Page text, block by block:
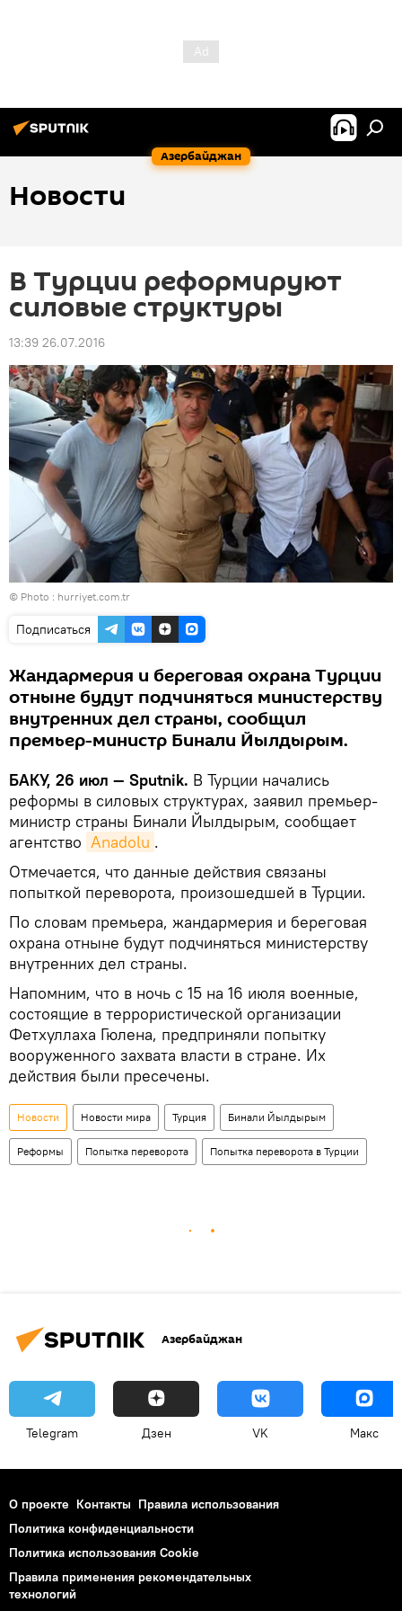
Азербайджан
Новости
В Турции реформируют
силовые структуры
13:39 26.07.2016
© Photo : hurriyet.com.tr
Подписаться
Жандармерия и береговая охрана Турции
отныне будут подчиняться министерству
внутренних дел страны, сообщил
премьер-министр Бинали Йылдырым.
БАКУ, 26 июл — Sputnik. В Турции начались
реформы в силовых структурах, заявил премьер-
министр страны Бинали Йылдырым, сообщает
агентство Anadolu .
Отмечается, что данные действия связаны
попыткой переворота, произошедшей в Турции.
По словам премьера, жандармерия и береговая
охрана отныне будут подчиняться министерству
внутренних дел страны.
Напомним, что в ночь с 15 на 16 июля военные,
состоящие в террористической организации
Фетхуллаха Гюлена, предприняли попытку
вооруженного захвата власти в стране. Их
действия были пресечены.
Новости Новости мира Турция Бинали Йылдырым
Реформы Попытка переворота Попытка переворота в Турции
Азербайджан
Telegram Дзен VK Макс
О проекте Контакты Правила использования
Политика конфиденциальности
Политика использования Cookie
Правила применения рекомендательных
технологий